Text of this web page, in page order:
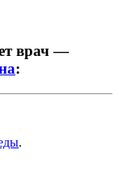
врач —
:
.